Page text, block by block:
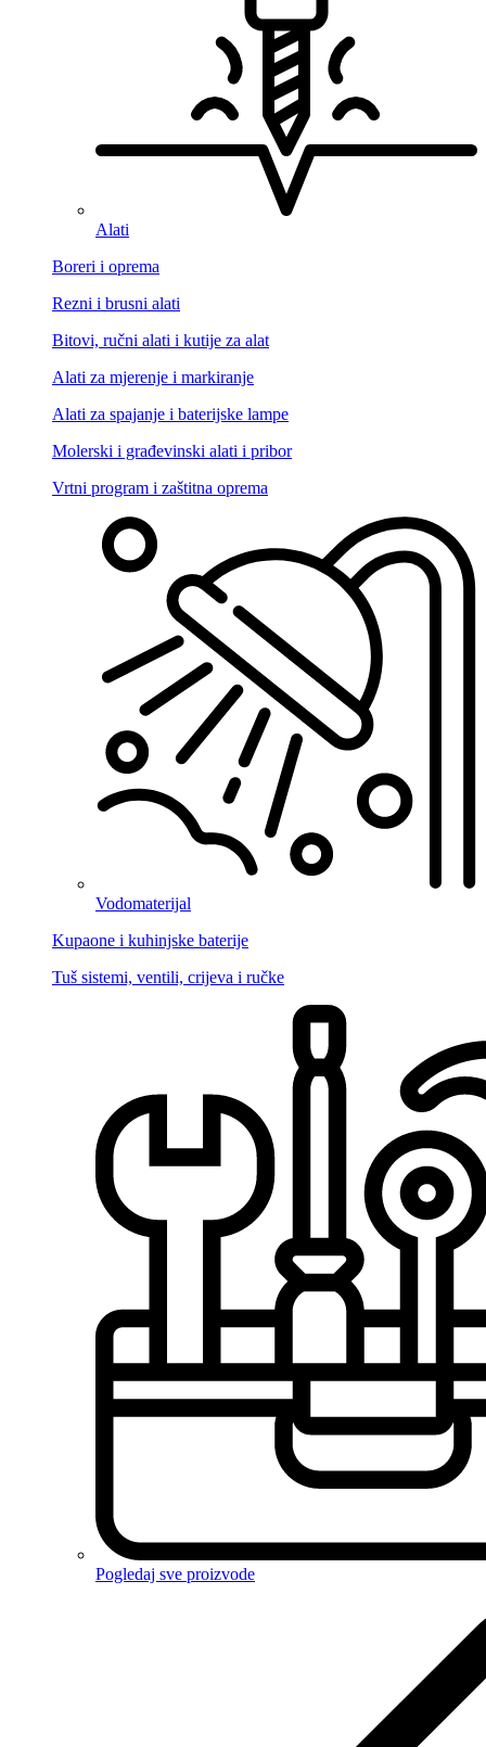
Alati
Boreri i oprema
Rezni i brusni alati
Bitovi, ručni alati i kutije za alat
Alati za mjerenje i markiranje
Alati za spajanje i baterijske lampe
Molerski i građevinski alati i pribor
Vrtni program i zaštitna oprema
Vodomaterijal
Kupaone i kuhinjske baterije
Tuš sistemi, ventili, crijeva i ručke
Pogledaj sve proizvode